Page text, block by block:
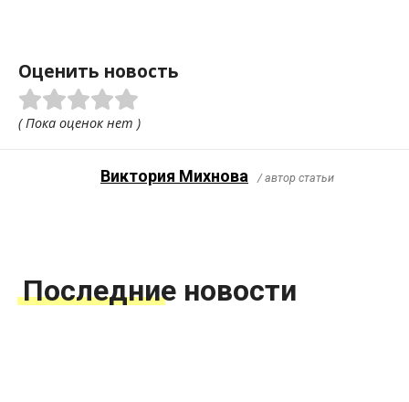
Оценить новость
( Пока оценок нет )
Виктория Михнова / автор статьи
Последние новости